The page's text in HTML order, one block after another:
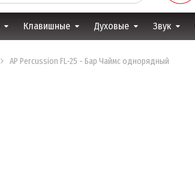
Клавишные Духовые Звук
AP Percussion FL-25 - Бар Чаймс однорядный